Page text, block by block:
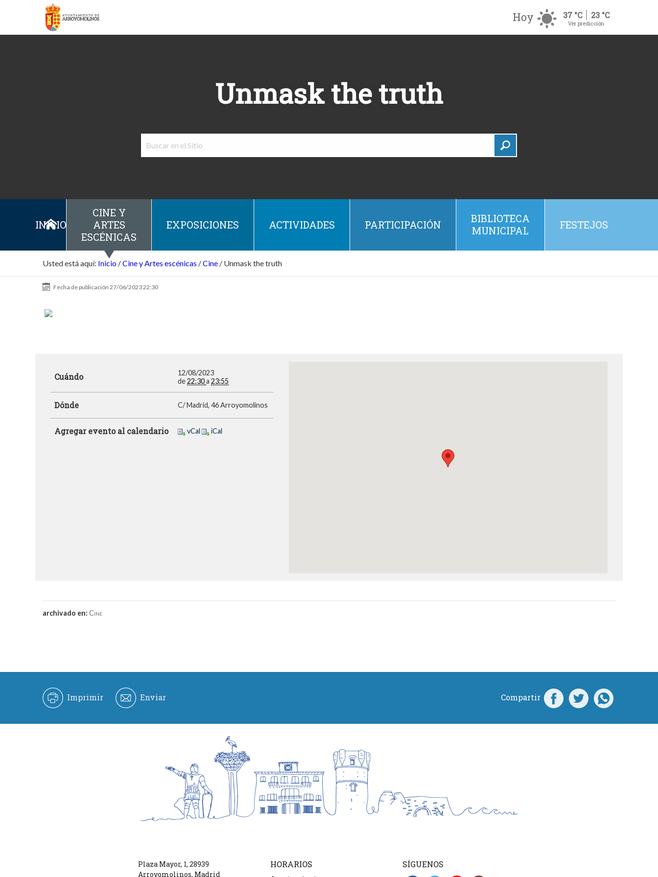
Hoy 37 °C 23 °C
Ver predicción
Unmask the truth
INICIO
CINE Y
ARTES
ESCÉNICAS
EXPOSICIONES ACTIVIDADES PARTICIPACIÓN
BIBLIOTECA
MUNICIPAL
FESTEJOS
Usted está aquí: Inicio /Cine y Artes escénicas /Cine / Unmask the truth
Fecha de publicación 27/06/2023 22:30
Cuándo
12/08/2023
de22:30a23:55
Dónde C/ Madrid, 46 Arroyomolinos
Agregar evento al calendario vCal iCal
archivado en: Cine
Imprimir Enviar Compartir
Plaza Mayor, 1, 28939
Arroyomolinos, Madrid
HORARIOS SÍGUENOS